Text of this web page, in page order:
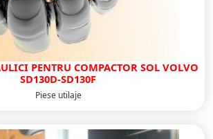
PENTRU COMPACTOR SOL VOLVO
SD130D-SD130F
Piese utilaje